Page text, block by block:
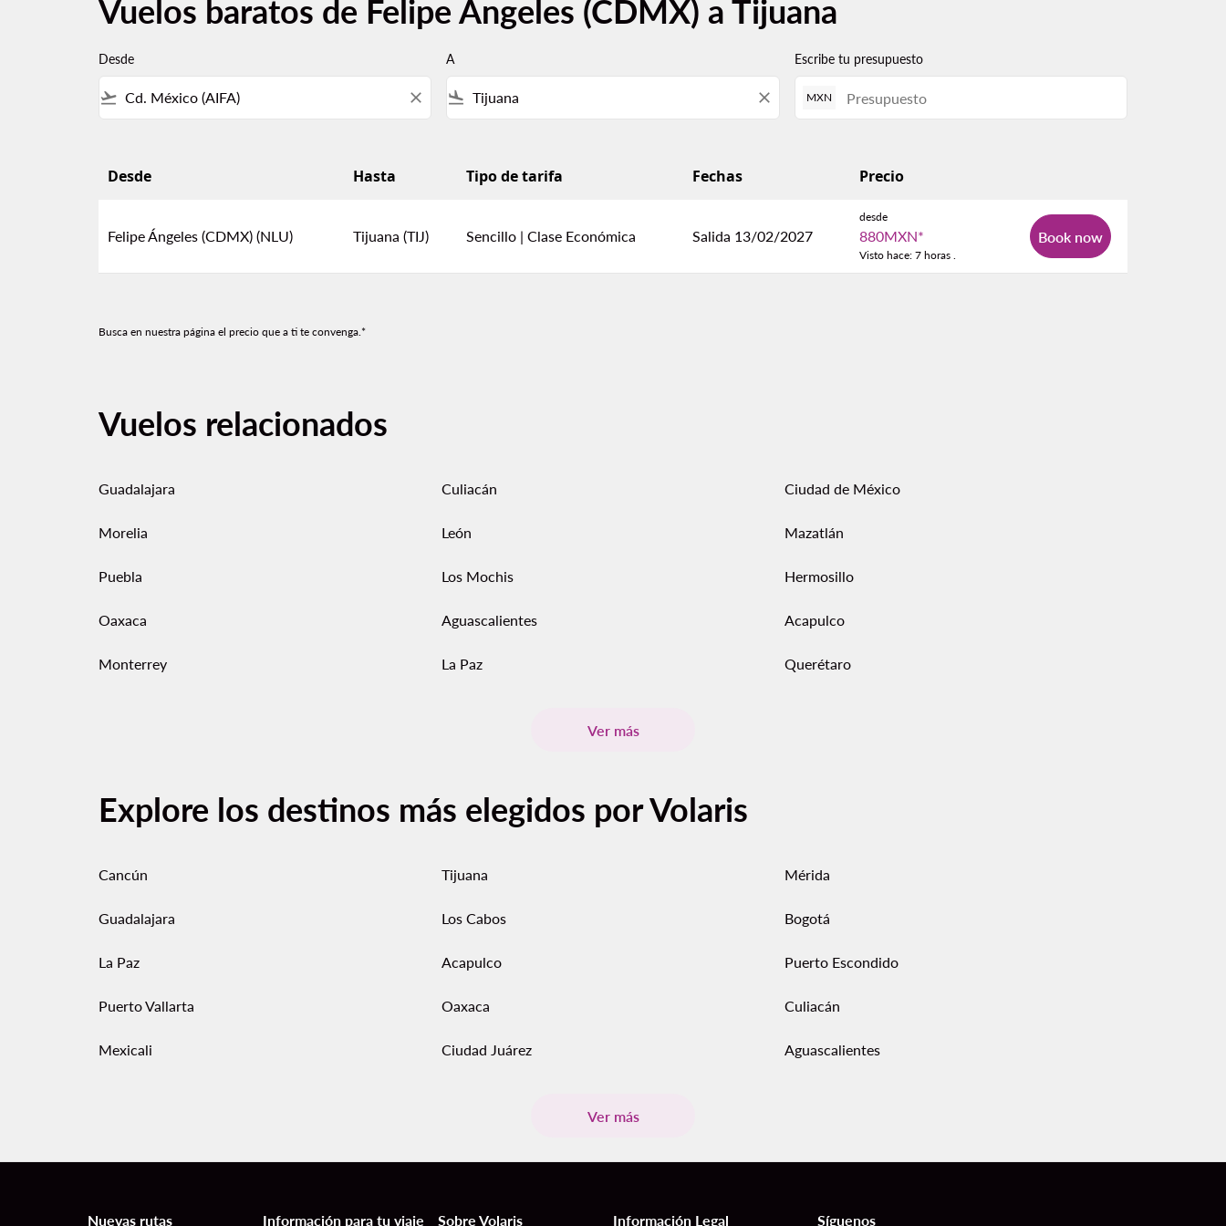
Vuelos baratos de Felipe Ángeles (CDMX) a Tijuana
Desde
flight_takeoff close
A
flight_land close
Escribe tu presupuesto
MXN
Desde Hasta Tipo de tarifa Fechas Precio
Felipe Ángeles (CDMX) (NLU) Tijuana (TIJ) Sencillo | Clase Económica Salida 13/02/2027
desde
880MXN*
Visto hace: 7 horas .
Book now
Busca en nuestra página el precio que a ti te convenga.*
Vuelos relacionados
Guadalajara Culiacán Ciudad de México
Morelia León Mazatlán
Puebla Los Mochis Hermosillo
Oaxaca Aguascalientes Acapulco
Monterrey La Paz Querétaro
Ver más
Explore los destinos más elegidos por Volaris
Cancún Tijuana Mérida
Guadalajara Los Cabos Bogotá
La Paz Acapulco Puerto Escondido
Puerto Vallarta Oaxaca Culiacán
Mexicali Ciudad Juárez Aguascalientes
Ver más
Nuevas rutas Información para tu viaje Sobre Volaris Información Legal Síguenos